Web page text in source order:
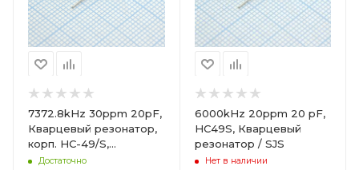
7372.8kHz 30ppm 20pF,
Кварцевый резонатор,
корп. HC-49/S,
-20...+60C
Достаточно
6000kHz 20ppm 20 pF,
HC49S, Кварцевый
резонатор / SJS
Нет в наличии